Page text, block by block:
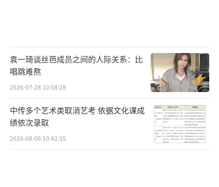
袁一琦谈丝芭成员之间的人际关系：比
唱跳难熬
2026-07-28 10:58:28
中传多个艺术类取消艺考 依据文化课成
绩依次录取
2026-08-06 10:42:35